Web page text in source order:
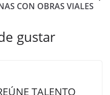
CON OBRAS VIALES
gustar
TALENTO